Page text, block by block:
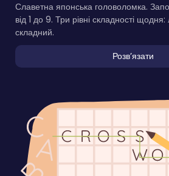
Славетна японська головоломка.
від 1 до 9. Три рівні складності щодня:
складний.
Розвʼязати